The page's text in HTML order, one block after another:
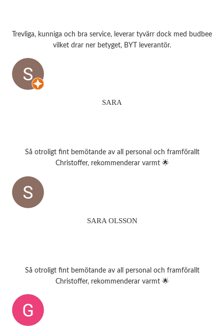
Trevliga, kunniga och bra service, leverar tyvärr dock med budbee
vilket drar ner betyget, BYT leverantör.
SARA
Så otroligt fint bemötande av all personal och framförallt
Christoffer, rekommenderar varmt 🌟
SARA OLSSON
Så otroligt fint bemötande av all personal och framförallt
Christoffer, rekommenderar varmt 🌟